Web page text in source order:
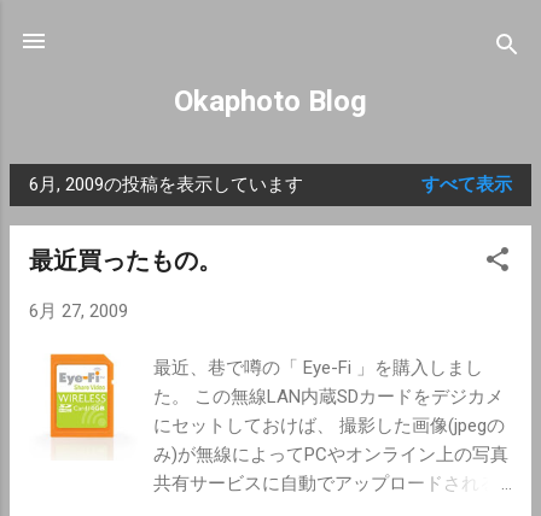
Okaphoto Blog
投
稿
6月, 2009の投稿を表示しています すべて表示
最近買ったもの。
6月 27, 2009
最近、巷で噂の「 Eye-Fi 」を購入しまし
た。 この無線LAN内蔵SDカードをデジカメ
にセットしておけば、 撮影した画像(jpegの
み)が無線によってPCやオンライン上の写真
共有サービスに自動でアップロードされる